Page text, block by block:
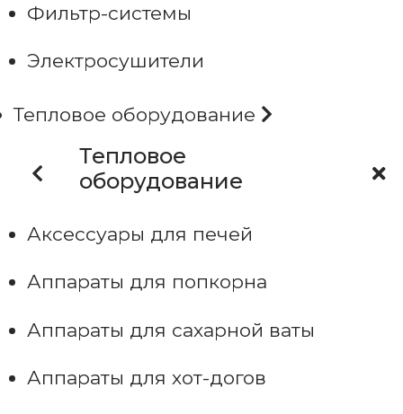
Фильтр-системы
Электросушители
Тепловое оборудование
Тепловое
оборудование
Аксессуары для печей
Аппараты для попкорна
Аппараты для сахарной ваты
Аппараты для хот-догов